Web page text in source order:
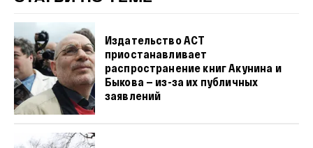
Издательство АСТ
приостанавливает
распространение книг Акунина и
Быкова — из-за их публичных
заявлений